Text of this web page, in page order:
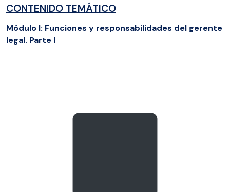
CONTENIDO TEMÁTICO
Módulo I: Funciones y responsabilidades del gerente
legal. Parte I